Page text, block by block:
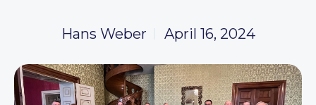
Hans Weber April 16, 2024